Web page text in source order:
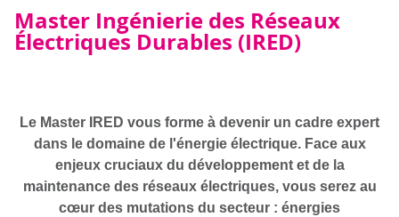
Master Ingénierie des Réseaux
Électriques Durables (IRED)
Le Master IRED vous forme à devenir un cadre expert
dans le domaine de l'énergie électrique. Face aux
enjeux cruciaux du développement et de la
maintenance des réseaux électriques, vous serez au
cœur des mutations du secteur : énergies